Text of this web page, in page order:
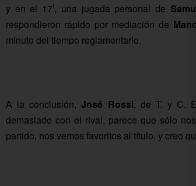
y en el 17’, una jugada personal de
respondieron rápido por mediación de
minuto del tiempo reglamentario.
A la conclusión,José Rossi, de T. y C.
demasiado con el rival, parece que sólo
partido, nos vemos favoritos al título, y creo